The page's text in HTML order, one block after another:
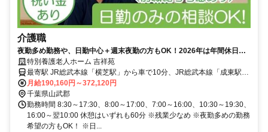
介護職
夜勤多め勤務や、日勤中心＋週末夜勤の方もOK！2026年は年間休日
121日♪入職祝い金を支給◎髪型・髪色自由☆前職給与考慮あり【山武郡
横芝光町・横芝駅/成東駅/八日市場駅・特養・介護職・正職員】
特別養護老人ホーム 吉祥苑
最寄駅 JR総武本線「横芝駅」から車で10分、JR総武本線「成東駅」
「八日市場駅」から車で20分
月給190,160円～372,120円
千葉県山武郡
勤務時間 8:30～17:30、8:00～17:00、7:00～16:00、10:30～19:30、
16:00～翌10:00 休憩はいずれも60分 ※残業少なめ ※夜勤多めの勤務
希望の方もOK！ ※日...